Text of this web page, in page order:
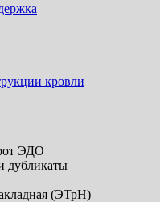
кровли
ЭДО
дубликаты
(ЭТрН)